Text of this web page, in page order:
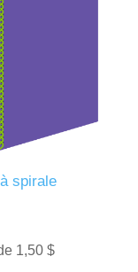
spirale
1,50 $